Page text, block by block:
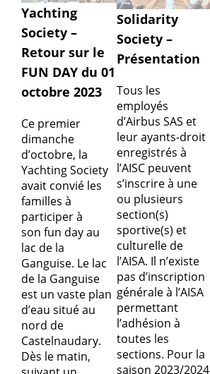
Yachting
Society –
Retour sur le
FUN DAY du 01
octobre 2023
Ce premier
dimanche
d’octobre, la
Yachting Society
avait convié les
familles à
participer à
son fun day au
lac de la
Ganguise. Le lac
de la Ganguise
est un vaste plan
d’eau situé au
nord de
Castelnaudary.
Dès le matin,
Solidarity
Society –
Présentation
Tous les
employés
d’Airbus SAS et
leur ayants-droit
enregistrés à
l’AISC peuvent
s’inscrire à une
ou plusieurs
section(s)
sportive(s) et
culturelle de
l’AISA. Il n’existe
pas d’inscription
générale à l’AISA
permettant
l’adhésion à
toutes les
sections. Pour la
saison 2023/2024